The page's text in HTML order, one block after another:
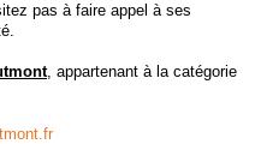
pas à faire appel à ses
, appartenant à la catégorie